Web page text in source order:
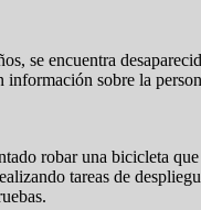
se encuentra
sobre la
robar una bicicleta
tareas de